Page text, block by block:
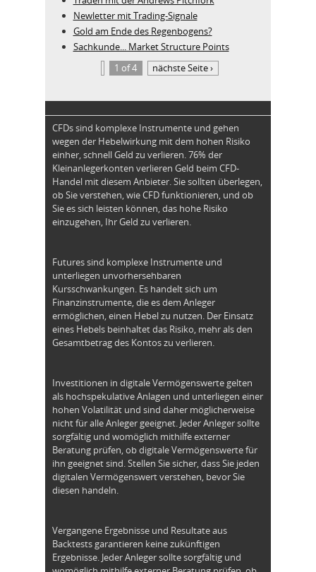
Newletter mit Trading-Signale
Gold am Ende des Regenbogens?
Sachkunde... Market Structure Points
1 of 4
nächste Seite ›
CFDs sind komplexe Instrumente und gehen
wegen der Hebelwirkung mit dem hohen Risiko
einher, schnell Geld zu verlieren. 76% der
Kleinanlegerkonten verlieren Geld beim CFD-
Handel mit diesem Anbieter. Sie sollten überlegen,
ob Sie verstehen, wie CFD funktionieren, und ob
Sie es sich leisten können, das hohe Risiko
einzugehen, Ihr Geld zu verlieren.
Futures sind komplexe Instrumente und
unterliegen unvorhersehbaren
Kursschwankungen. Es handelt sich um
Finanzinstrumente, die es dem Anleger
ermöglichen, einen Hebel zu nutzen. Der Einsatz
eines Hebels beinhaltet das Risiko, mehr als den
Gesamtbetrag des Kontos zu verlieren.
Investitionen in digitale Vermögenswerte gelten
als hochspekulative Anlagen und unterliegen einer
hohen Volatilität und sind daher möglicherweise
nicht für alle Anleger geeignet. Jeder Anleger sollte
sorgfältig und womöglich mithilfe externer
Beratung prüfen, ob digitale Vermögenswerte für
ihn geeignet sind. Stellen Sie sicher, dass Sie jeden
digitalen Vermögenswert verstehen, bevor Sie
diesen handeln.
Vergangene Ergebnisse und Resultate aus
Backtests garantieren keine zukünftigen
Ergebnisse. Jeder Anleger sollte sorgfältig und